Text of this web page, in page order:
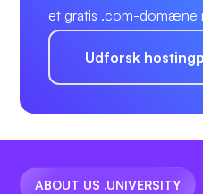
et gratis .com-domæne
Udforsk
ABOUT US .UNIVERSITY